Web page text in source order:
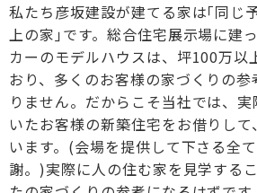
私たち彦坂建設が建てる家は｢同じ
上の家｣です。総合住宅展示場に建
カーのモデルハウスは、坪100万以
おり、多くのお客様の家づくりの
りません。だからこそ当社では、
いたお客様の新築住宅をお借りし
います。(会場を提供して下さる全
謝。)実際に人の住む家を見学する